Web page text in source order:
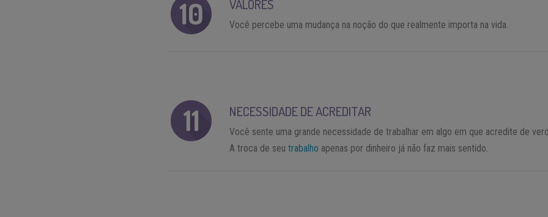
VALORES
Você percebe uma mudança na noção do que realmente importa na vida.
NECESSIDADE DE ACREDITAR
Você sente uma grande necessidade de trabalhar em algo em que acredite de
A troca de seutrabalho apenas por dinheiro já não faz mais sentido.